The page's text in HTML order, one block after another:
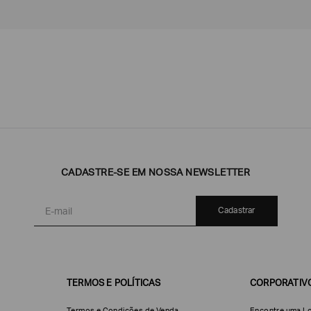
CADASTRE-SE EM NOSSA NEWSLETTER
Cadastrar
TERMOS E POLÍTICAS